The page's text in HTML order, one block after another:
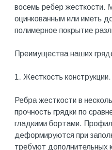
восемь ребер жесткости.
оцинкованным или иметь
полимерное покрытие
Преимущества наших
1. Жесткость конструкции.
Ребра жесткости в
прочность грядки по
гладкими бортами.
деформируются при
требуют дополнительных